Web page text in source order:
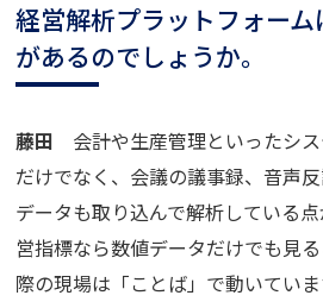
経営解析プラットフォー
があるのでしょうか。
藤田 会計や生産管理といったシ
だけでなく、会議の議事録、音声
データも取り込んで解析している
営指標なら数値データだけでも見
際の現場は「ことば」で動いてい